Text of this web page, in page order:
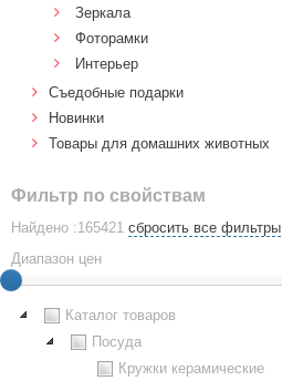
Зеркала
Фоторамки
Интерьер
Cъедобные подарки
Новинки
Товары для домашних животных
Фильтр по свойствам
Найдено :165421 сбросить все фильтры
Диапазон цен
Каталог товаров
Посуда
Кружки керамические